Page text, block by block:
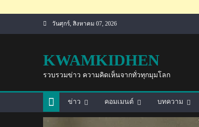
วันศุกร์, สิงหาคม 07, 2026
KWAMKIDHEN
รวบรวมข่าว ความคิดเห็นจากทั่วทุกมุมโลก
ข่าว คอมเมนต์ บทความ